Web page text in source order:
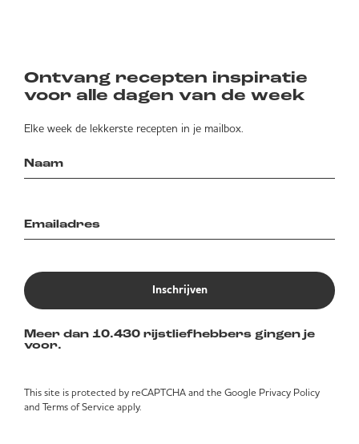
Ontvang recepten inspiratie
voor alle dagen van de week
Elke week de lekkerste recepten in je mailbox.
Inschrijven
Meer dan 10.430 rijstliefhebbers gingen je
voor.
This site is protected by reCAPTCHA and the Google Privacy Policy
and Terms of Service apply.